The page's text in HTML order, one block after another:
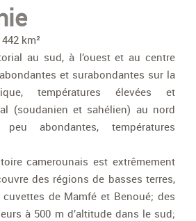
km²
au sud, à l’ouest et au centre
et surabondantes sur la
températures élevées et
(soudanien et sahélien) au nord
peu abondantes, températures
camerounais est extrêmement
des régions de basses terres,
de Mamfé et Benoué; des
à 500 m d’altitude dans le sud;